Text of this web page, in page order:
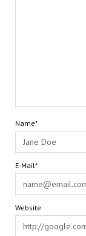
Name*
E-Mail*
Website